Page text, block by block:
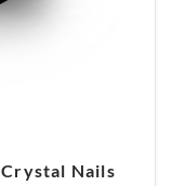
Nails